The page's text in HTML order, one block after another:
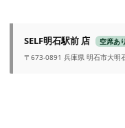
SELF明石駅前 店
空席あり
〒673-0891 兵庫県 明石市大明